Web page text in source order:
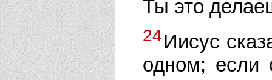
Ты это
24Иисус
одном;